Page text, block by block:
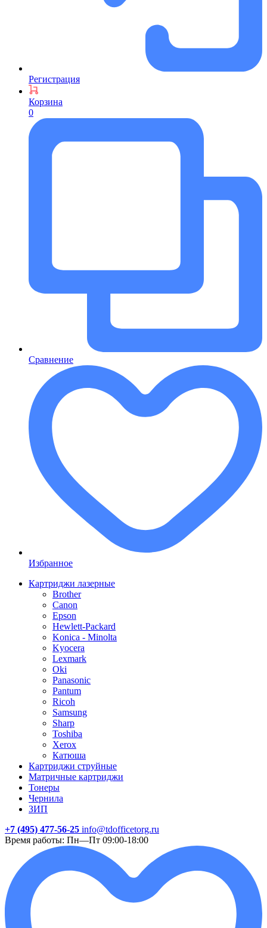
Регистрация
Корзина
0
Сравнение
Избранное
Картриджи лазерные
Brother
Canon
Epson
Hewlett-Packard
Konica - Minolta
Kyocera
Lexmark
Oki
Panasonic
Pantum
Ricoh
Samsung
Sharp
Toshiba
Xerox
Катюша
Картриджи струйные
Матричные картриджи
Тонеры
Чернила
ЗИП
+7 (495) 477-56-25 info@tdofficetorg.ru
Время работы: Пн—Пт 09:00-18:00